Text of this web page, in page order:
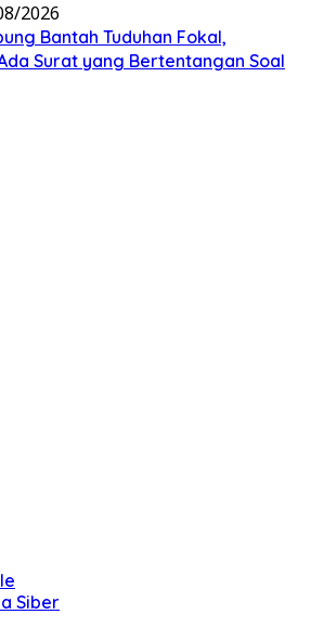
2026
Bantah Tuduhan Fokal,
Surat yang Bertentangan Soal
Siber